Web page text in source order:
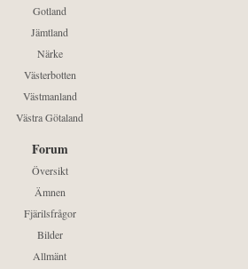
Gotland
Jämtland
Närke
Västerbotten
Västmanland
Västra Götaland
Forum
Översikt
Ämnen
Fjärilsfrågor
Bilder
Allmänt